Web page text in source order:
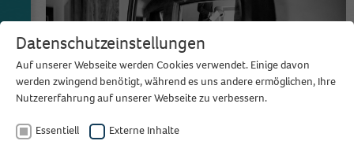
Datenschutzeinstellungen
Auf unserer Webseite werden Cookies verwendet. Einige davon
werden zwingend benötigt, während es uns andere ermöglichen, Ihre
Nutzererfahrung auf unserer Webseite zu verbessern.
Essentiell Externe Inhalte